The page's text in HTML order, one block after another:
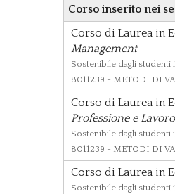
Corso inserito nei
Corso di Laurea in
Management
Sostenibile dagli studenti
8011239 - METODI DI
Corso di Laurea in
Professione e Lavoro
Sostenibile dagli studenti
8011239 - METODI DI
Corso di Laurea in
Sostenibile dagli studenti